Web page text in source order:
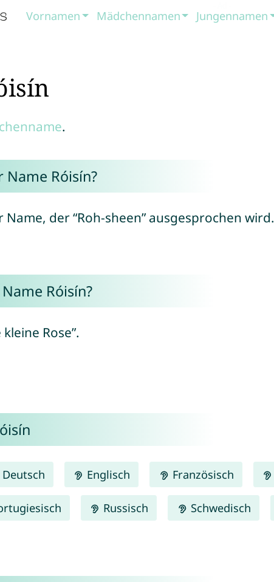
Vornamen Mädchennamen Jungennamen
.
Róisín?
Name, der “Roh-sheen” ausgesprochen wird.
Róisín?
Rose”.
Deutsch Englisch Französisch
Russisch Schwedisch